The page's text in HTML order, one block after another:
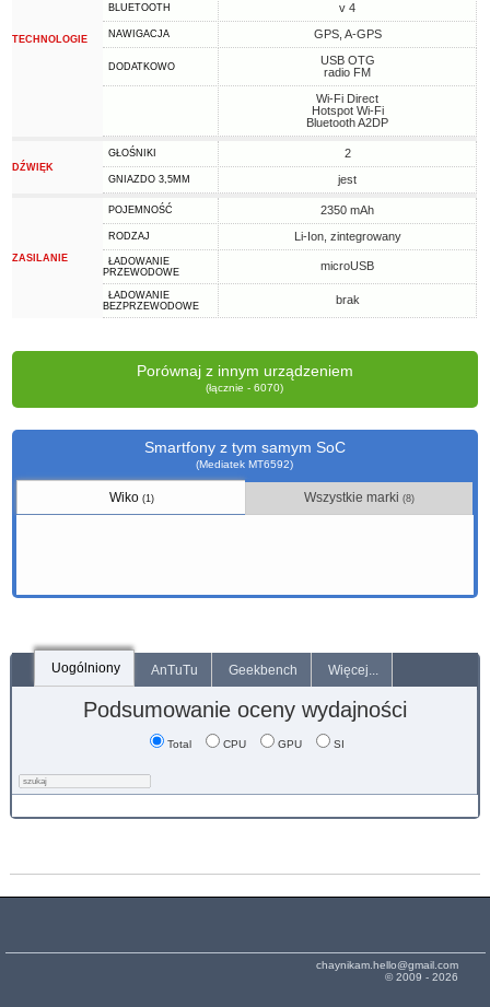
TECHNOLOGIE
BLUETOOTH v 4
NAWIGACJA GPS, A-GPS
DODATKOWO
USB OTG
radio FM
Wi-Fi Direct
Hotspot Wi-Fi
Bluetooth A2DP
DŹWIĘK
GŁOŚNIKI 2
GNIAZDO 3,5MM jest
ZASILANIE
POJEMNOŚĆ 2350 mAh
RODZAJ Li-Ion, zintegrowany
ŁADOWANIE
PRZEWODOWE
microUSB
ŁADOWANIE
BEZPRZEWODOWE
brak
Porównaj z innym urządzeniem
(łącznie - 6070)
Smartfony z tym samym SoC
(Mediatek MT6592)
Wiko (1) Wszystkie marki(8)
Uogólniony AnTuTu Geekbench Więcej...
Podsumowanie oceny wydajności
Total CPU GPU SI
chaynikam.hello@gmail.com
© 2009 - 2026